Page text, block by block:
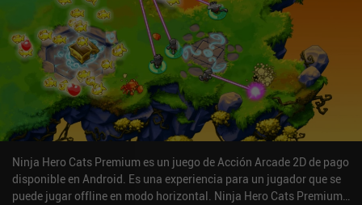
Ninja Hero Cats Premium es un juego de Acción Arcade 2D de pago
disponible en Android. Es una experiencia para un jugador que se
puede jugar offline en modo horizontal. Ninja Hero Cats Premium